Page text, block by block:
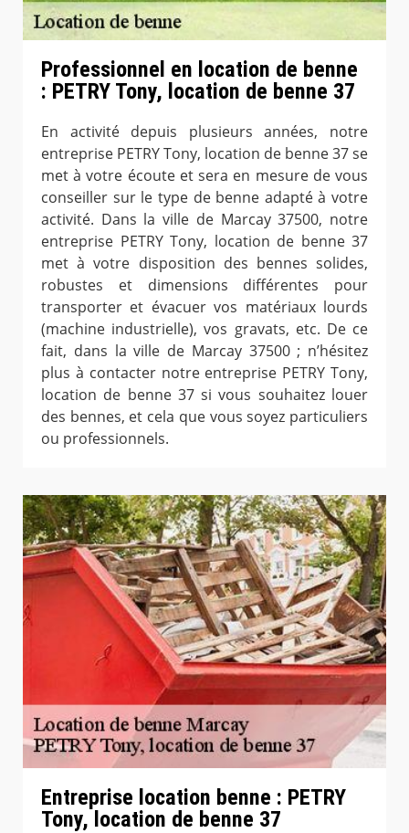
Professionnel en location de benne
: PETRY Tony, location de benne 37
En activité depuis plusieurs années, notre
entreprise PETRY Tony, location de benne 37 se
met à votre écoute et sera en mesure de vous
conseiller sur le type de benne adapté à votre
activité. Dans la ville de Marcay 37500, notre
entreprise PETRY Tony, location de benne 37
met à votre disposition des bennes solides,
robustes et dimensions différentes pour
transporter et évacuer vos matériaux lourds
(machine industrielle), vos gravats, etc. De ce
fait, dans la ville de Marcay 37500 ; n’hésitez
plus à contacter notre entreprise PETRY Tony,
location de benne 37 si vous souhaitez louer
des bennes, et cela que vous soyez particuliers
ou professionnels.
Entreprise location benne : PETRY
Tony, location de benne 37